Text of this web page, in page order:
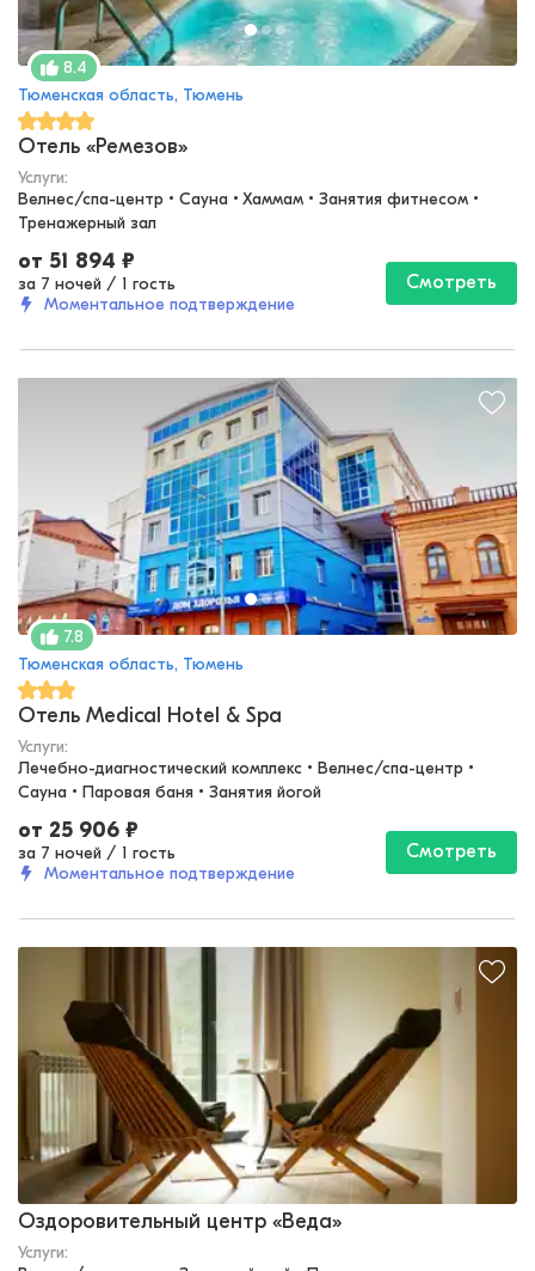
8.4
Тюменская область, Тюмень
Отель «Ремезов»
Услуги:
Велнес/спа-центр • Сауна • Хаммам • Занятия фитнесом •
Тренажерный зал
от 51 894 ₽
за 7 ночей / 1 гость
Моментальное подтверждение
Смотреть
7.8
Тюменская область, Тюмень
Отель Medical Hotel & Spa
Услуги:
Лечебно-диагностический комплекс • Велнес/спа-центр •
Сауна • Паровая баня • Занятия йогой
от 25 906 ₽
за 7 ночей / 1 гость
Моментальное подтверждение
Смотреть
Тюменская область
Оздоровительный центр «Веда»
Услуги: